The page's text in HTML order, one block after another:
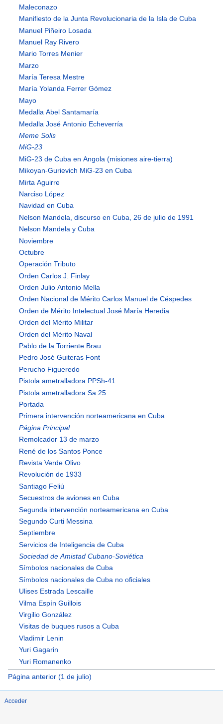
Maleconazo
Manifiesto de la Junta Revolucionaria de la Isla de Cuba
Manuel Piñeiro Losada
Manuel Ray Rivero
Mario Torres Menier
Marzo
María Teresa Mestre
María Yolanda Ferrer Gómez
Mayo
Medalla Abel Santamaría
Medalla José Antonio Echeverría
Meme Solis
MiG-23
MiG-23 de Cuba en Angola (misiones aire-tierra)
Mikoyan-Gurievich MiG-23 en Cuba
Mirta Aguirre
Narciso López
Navidad en Cuba
Nelson Mandela, discurso en Cuba, 26 de julio de 1991
Nelson Mandela y Cuba
Noviembre
Octubre
Operación Tributo
Orden Carlos J. Finlay
Orden Julio Antonio Mella
Orden Nacional de Mérito Carlos Manuel de Céspedes
Orden de Mérito Intelectual José María Heredia
Orden del Mérito Militar
Orden del Mérito Naval
Pablo de la Torriente Brau
Pedro José Guiteras Font
Perucho Figueredo
Pistola ametralladora PPSh-41
Pistola ametralladora Sa.25
Portada
Primera intervención norteamericana en Cuba
Página Principal
Remolcador 13 de marzo
René de los Santos Ponce
Revista Verde Olivo
Revolución de 1933
Santiago Feliú
Secuestros de aviones en Cuba
Segunda intervención norteamericana en Cuba
Segundo Curti Messina
Septiembre
Servicios de Inteligencia de Cuba
Sociedad de Amistad Cubano-Soviética
Símbolos nacionales de Cuba
Símbolos nacionales de Cuba no oficiales
Ulises Estrada Lescaille
Vilma Espín Guillois
Virgilio González
Visitas de buques rusos a Cuba
Vladimir Lenin
Yuri Gagarin
Yuri Romanenko
Página anterior (1 de julio)
Acceder